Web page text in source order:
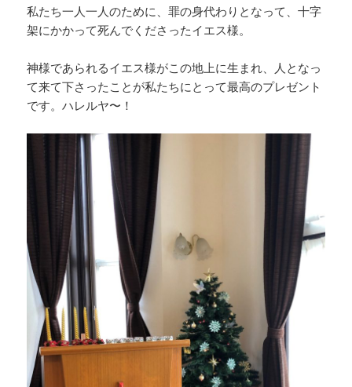
私たち一人一人のために、罪の身代わりとなって、十字
架にかかって死んでくださったイエス様。
神様であられるイエス様がこの地上に生まれ、人となっ
て来て下さったことが私たちにとって最高のプレゼント
です。ハレルヤ〜！